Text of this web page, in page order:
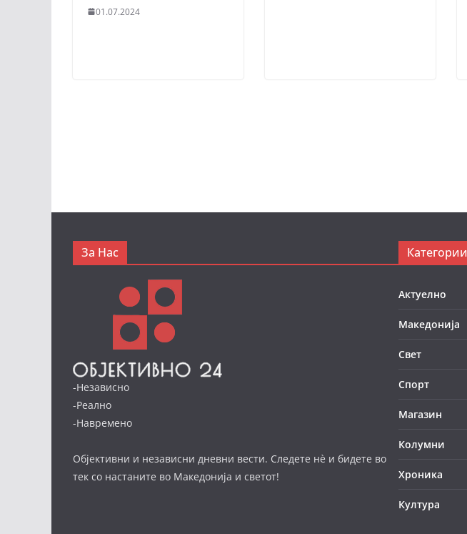
01.07.2024
За Нас
-Независно
-Реално
-Навремено
Објективни и независни дневни вести. Следете нè и бидете во
тек со настаните во Македонија и светот!
Категории
Актуелно
Македонија
Свет
Спорт
Магазин
Колумни
Хроника
Култура